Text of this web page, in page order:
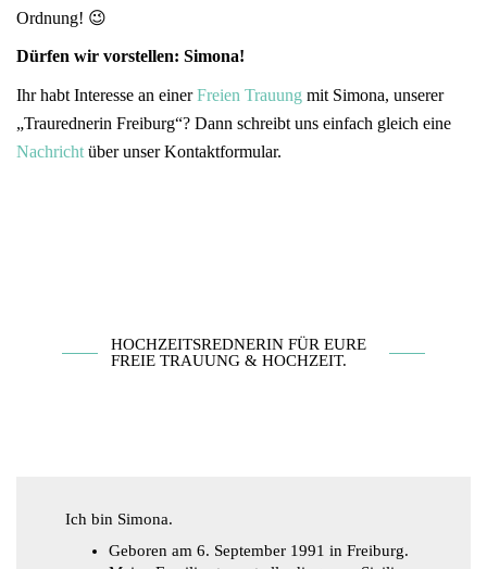
Ordnung! 😉
Dürfen wir vorstellen: Simona!
Ihr habt Interesse an einerFreien Trauung mit Simona, unserer
„Traurednerin Freiburg“? Dann schreibt uns einfach gleich eine
Nachricht über unser Kontaktformular.
HOCHZEITSREDNERIN FÜR EURE
FREIE TRAUUNG & HOCHZEIT.
Ich bin Simona.
Geboren am 6. September 1991 in Freiburg.